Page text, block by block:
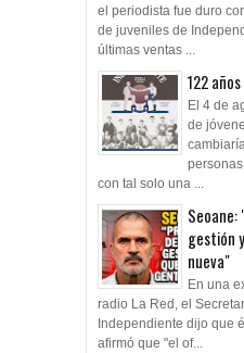
el periodista fue duro
de juveniles de
últimas ventas ...
122
El 4 de
de
con tal solo una ...
gestión
nueva"
En una
radio La Red, el
Independiente dijo que
afirmó que "el of...